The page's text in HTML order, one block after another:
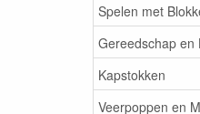
Spelen met
Gereedschap en
Kapstokken
Veerpoppen en